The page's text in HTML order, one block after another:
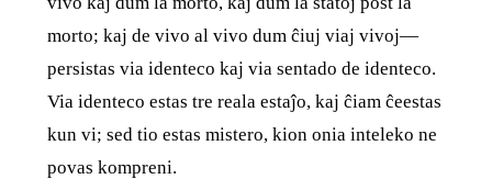
morto; kaj de vivo al vivo dum ĉiuj viaj vivoj—
persistas via identeco kaj via sentado de identeco.
Via identeco estas tre reala estaĵo, kaj ĉiam ĉeestas
kun vi; sed tio estas mistero, kion onia inteleko ne
povas kompreni.